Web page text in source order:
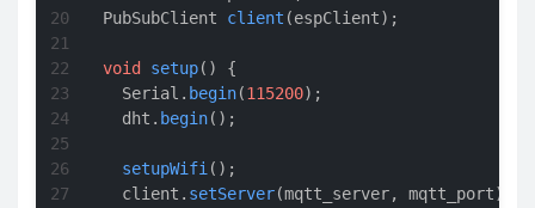
PubSubClient client (espClient) ;
void setup()
{
  Serial.
begin(115200);
  dht.
begin();
setupWifi();
  client.
setServer(mqtt_server, mqtt_port);